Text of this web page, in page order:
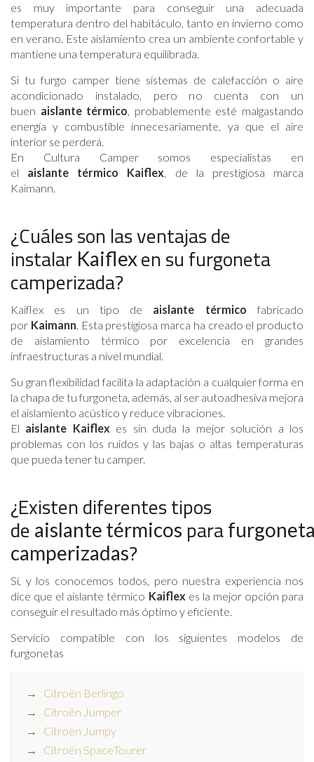
es muy importante para conseguir una adecuada
temperatura dentro del habitáculo, tanto en invierno como
en verano. Este aislamiento crea un ambiente confortable y
mantiene una temperatura equilibrada.
Si tu furgo camper tiene sistemas de calefacción o aire
acondicionado instalado, pero no cuenta con un
buen aislante térmico, probablemente esté malgastando
energía y combustible innecesariamente, ya que el aire
interior se perderá.
En Cultura Camper somos especialistas en
el aislante térmico Kaiflex, de la prestigiosa marca
Kaimann.
¿Cuáles son las ventajas de
instalar Kaiflexen su furgoneta
camperizada?
Kaiflex es un tipo de aislante térmico fabricado
por Kaimann. Esta prestigiosa marca ha creado el producto
de aislamiento térmico por excelencia en grandes
infraestructuras a nivel mundial.
Su gran flexibilidad facilita la adaptación a cualquier forma en
la chapa de tu furgoneta, además, al ser autoadhesiva mejora
el aislamiento acústico y reduce vibraciones.
El aislante Kaiflexes sin duda la mejor solución a los
problemas con los ruidos y las bajas o altas temperaturas
que pueda tener tu camper.
¿Existen diferentes tipos
de aislante térmicospara
camperizadas?
Sí, y los conocemos todos, pero nuestra experiencia nos
dice que el aislante térmico Kaiflexes la mejor opción para
conseguir el resultado más óptimo y eficiente.
Servicio compatible con los siguientes modelos de
furgonetas
Citroën Berlingo
Citroën Jumper
Citroën Jumpy
Citroën SpaceTourer